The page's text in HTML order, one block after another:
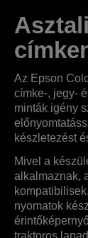
Az Epson
címke-, jegy-
minták igény
készletezést
Mivel a
alkalmaznak,
nyomatok
traktoros